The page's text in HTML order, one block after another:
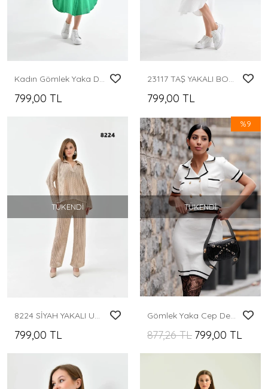
Kadın Gömlek Yaka Düğme Detay Bağcıklı Salaş Elbise
799,00 TL
23117 TAŞ YAKALI BOYDAN DÜĞMELİKISA KOLLU CEPL, ASTARSIZ YIRTMAÇLI DİZ ALTI ELBİSE
799,00 TL
TÜKENDI
8224 SİYAH YAKALI UZUN KOLLU DELİKLİ DESENLİ PANTOLONLU TAKIM
799,00 TL
TÜKENDI
%9
Gömlek Yaka Cep Detay Düğmeli Triko Takım
877,26 TL 799,00 TL